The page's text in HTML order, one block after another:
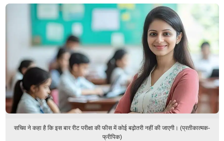
सचिव ने कहा है कि इस बार रीट परीक्षा की फीस में कोई बढ़ोतरी नहीं की जाएगी। (प्रतीकात्मक-
फ्रीपिक)